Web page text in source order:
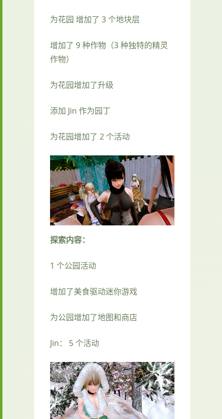
为花园 增加了 3 个地块层
增加了 9 种作物（3 种独特的精灵
作物）
为花园增加了升级
添加 Jin 作为园丁
为花园增加了 2 个活动
探索内容：
1 个公园活动
增加了美食驱动迷你游戏
为公园增加了地图和商店
Jin： 5 个活动